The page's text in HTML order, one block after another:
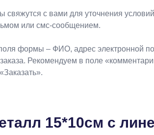
с вами для уточнения
или смс-сообщением.
формы – ФИО, адрес электронной
Рекомендуем в поле
15*10см с